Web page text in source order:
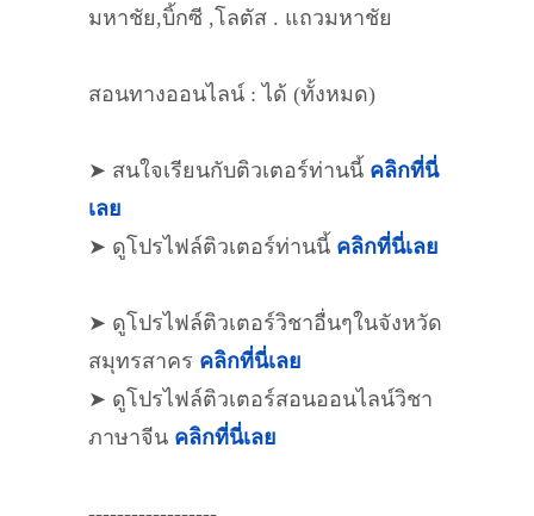
มหาชัย,บิ้กซี ,โลตัส . แถวมหาชัย
สอนทางออนไลน์ : ได้ (ทั้งหมด)
➤ สนใจเรียนกับติวเตอร์ท่านนี้ คลิกที่นี่
เลย
➤ ดูโปรไฟล์ติวเตอร์ท่านนี้ คลิกที่นี่เลย
➤ ดูโปรไฟล์ติวเตอร์วิชาอื่นๆในจังหวัด
สมุทรสาคร คลิกที่นี่เลย
➤ ดูโปรไฟล์ติวเตอร์สอนออนไลน์วิชา
ภาษาจีน คลิกที่นี่เลย